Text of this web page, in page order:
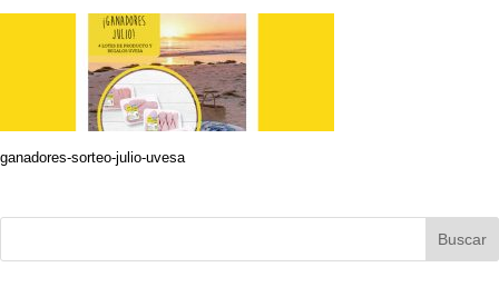
ganadores-sorteo-julio-uvesa